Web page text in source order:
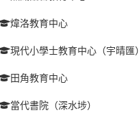
煒洛教育中心
現代小學士教育中心（宇晴匯）
田角教育中心
當代書院（深水埗）